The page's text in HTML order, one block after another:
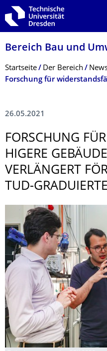
Zur Hauptnavigation springen
Zur Suche springen
Zum Inhalt springen
Bereich Bau und
Breadcrumb-Menü
Startseite Der Bereich
26.05.2021
FORSCHUNG
HIGERE
VERLÄNGERT
TUD-